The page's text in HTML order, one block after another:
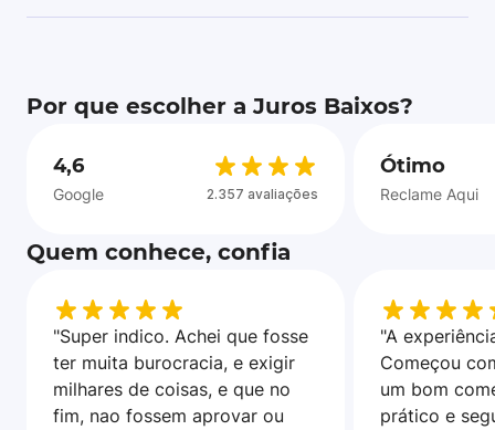
Por que escolher a Juros Baixos?
4,6
Google 2.357 avaliações
Ótimo
Reclame Aqui
Quem conhece, confia
"Super indico. Achei que fosse
ter muita burocracia, e exigir
milhares de coisas, e que no
fim, nao fossem aprovar ou
"A
Começou
um bom
prático e